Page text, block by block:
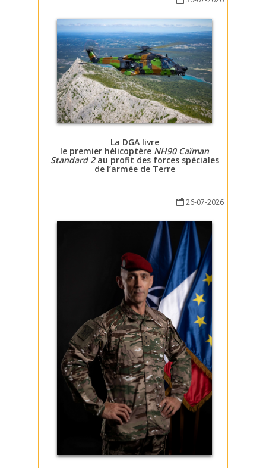
La DGA livre
le premier hélicoptère NH90 Caïman
Standard 2au profit des forces spéciales
de l’armée de Terre
26-07-2026